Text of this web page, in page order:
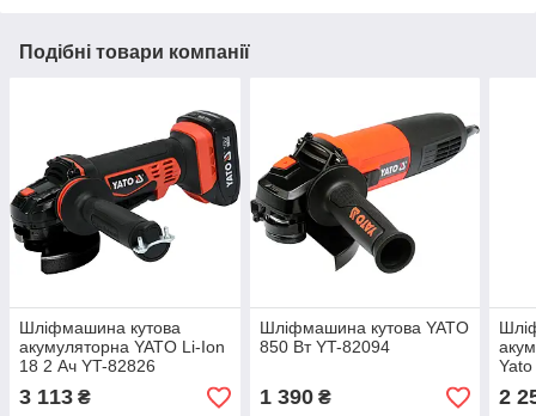
Подібні товари компанії
Шліфмашина кутова
акумуляторна YATO Li-Ion
18 2 Ач YT-82826
3 113 ₴
Шліфмашина кутова YATO
850 Вт YT-82094
1 390₴
76/
2